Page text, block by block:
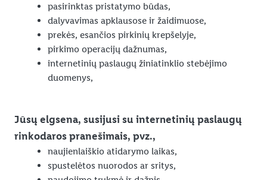
pasirinktas pristatymo būdas,
dalyvavimas apklausose ir žaidimuose,
prekės, esančios pirkinių krepšelyje,
pirkimo operacijų dažnumas,
internetinių paslaugų žiniatinklio stebėjimo
duomenys,
Jūsų elgsena, susijusi su internetinių paslaugų
rinkodaros pranešimais, pvz.,
naujienlaiškio atidarymo laikas,
spustelėtos nuorodos ar sritys,